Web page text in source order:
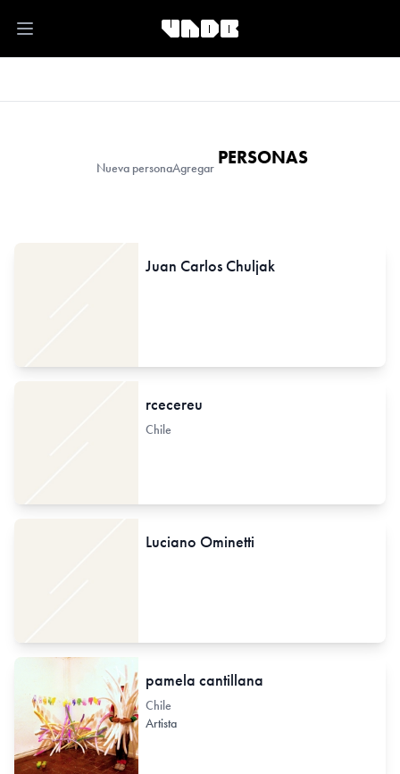
Open main menu
Nueva personaAgregar PERSONAS
Juan Carlos Chuljak
rcecereu
Chile
Luciano Ominetti
pamela cantillana
Chile
Artista